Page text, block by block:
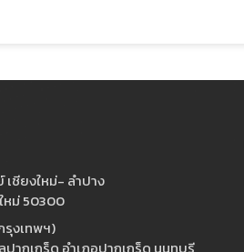
ชียงใหม่- ลำปาง
หม่ 50300
รุงเทพฯ)
ากเกร็ด อำเภอปากเกร็ด นนทบุรี